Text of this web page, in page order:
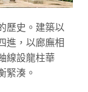
歷史。建築以
進，以廊廡相
線設龍柱華
緊湊。